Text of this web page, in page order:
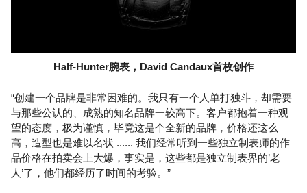
Half-Hunter腕表，David Candaux首枚创作
“创建一个品牌是非常困难的。我只有一个人单打独斗，却需要
与那些公认的、成熟的知名品牌一较高下。客户都抱着一种观
望的态度，极为谨慎，毕竟这是个全新的品牌，价格还这么
高，造型也是难以名状 ...... 我们经常听到一些独立制表师的作
品价格在拍卖会上大爆，事实是，这些都是独立制表界的’老
人’了，他们都经历了时间的考验。”